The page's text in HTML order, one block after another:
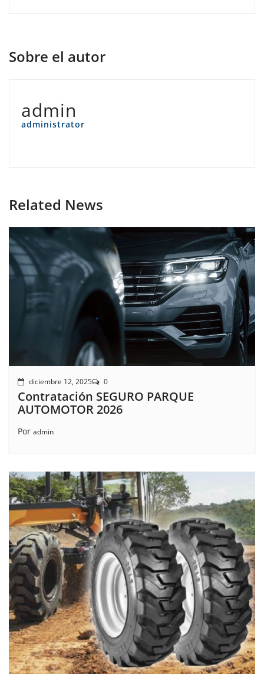
Sobre el autor
admin
administrator
Related News
diciembre 12, 2025 0
Contratación SEGURO PARQUE
AUTOMOTOR 2026
Por admin